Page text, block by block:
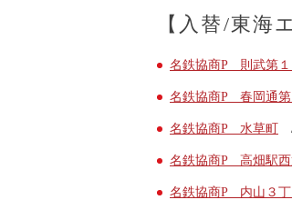
【入替/東海
名鉄協商P 則武第１
名鉄協商P 春岡通第
名鉄協商P 水草町 /
名鉄協商P 高畑駅西
名鉄協商P 内山３丁